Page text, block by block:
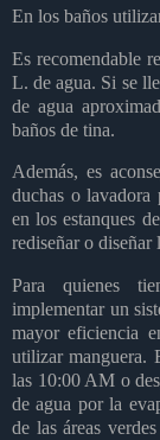
En los baños
Es recomendable
L. de agua. Si se
de agua
baños de tina.
Además, es
duchas o lavadora
en los estanques
rediseñar o diseñar
Para quienes
implementar un
mayor eficiencia
utilizar manguera.
las 10:00 AM o
de agua por la
de las áreas